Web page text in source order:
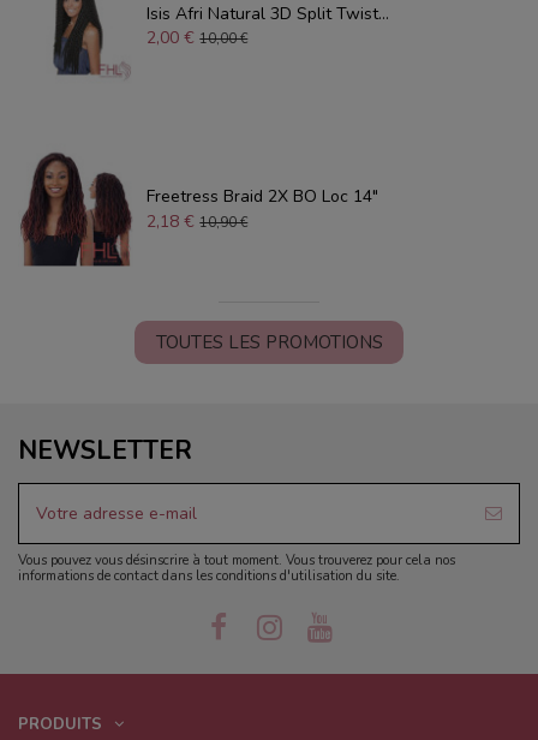
Isis Afri Natural 3D Split Twist...
2,00 € 10,00 €
Freetress Braid 2X BO Loc 14"
2,18 € 10,90 €
TOUTES LES PROMOTIONS
NEWSLETTER
Vous pouvez vous désinscrire à tout moment. Vous trouverez pour cela nos
informations de contact dans les conditions d'utilisation du site.
PRODUITS